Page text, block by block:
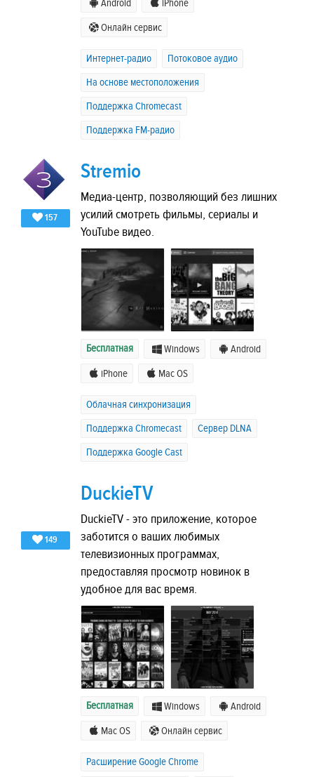
Android iPhone
Онлайн сервис
Интернет-радио
Потоковое аудио
На основе местоположения
Поддержка Chromecast
Поддержка FM-радио
157
Stremio
Медиа-центр, позволяющий без лишних
усилий смотреть фильмы, сериалы и
YouTube видео.
Бесплатная Windows Android
iPhone Mac OS
Облачная синхронизация
Поддержка Chromecast
Сервер DLNA
Поддержка Google Cast
149
DuckieTV
DuckieTV - это приложение, которое
заботится о ваших любимых
телевизионных программах,
предоставляя просмотр новинок в
удобное для вас время.
Бесплатная Windows Android
Mac OS Онлайн сервис
Расширение Google Chrome